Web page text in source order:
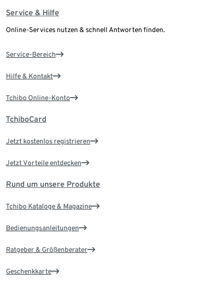
Service & Hilfe
Online-Services nutzen & schnell Antworten finden.
Service-Bereich
Hilfe & Kontakt
Tchibo Online-Konto
TchiboCard
Jetzt kostenlos registrieren
Jetzt Vorteile entdecken
Rund um unsere Produkte
Tchibo Kataloge & Magazine
Bedienungsanleitungen
Ratgeber & Größenberater
Geschenkkarte